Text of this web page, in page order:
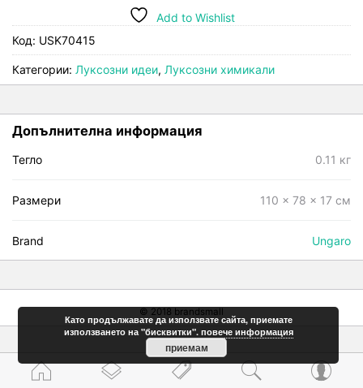
home layers tags search person
Add to Wishlist
Код: USK70415
Категории: Луксозни идеи, Луксозни химикали
Допълнителна информация
Тегло 0.11 кг
Размери 110 × 78 × 17 см
Brand Ungaro
© 2018 brandsmall
Като продължавате да използвате сайта, приемате
използването на "бисквитки". повече информация
приемам